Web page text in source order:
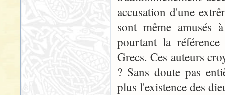
accusation d'une
sont même amusés
pourtant la
Grecs. Ces auteurs
? Sans doute pas
plus l'existence des